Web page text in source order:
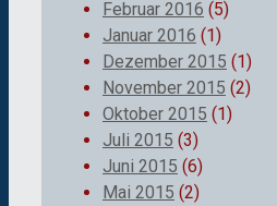
Februar 2016 (5)
Januar 2016 (1)
Dezember 2015 (1)
November 2015 (2)
Oktober 2015 (1)
Juli 2015 (3)
Juni 2015 (6)
Mai 2015 (2)